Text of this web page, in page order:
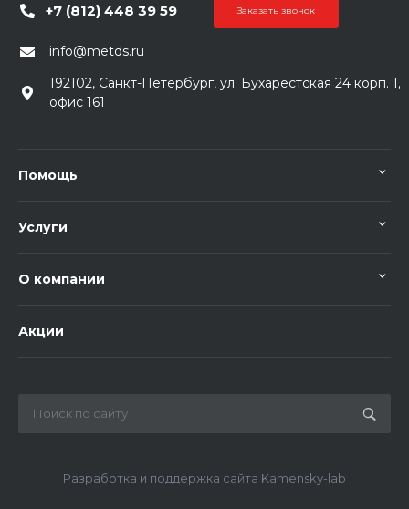
+7 (812) 448 39 59 Заказать звонок
info@metds.ru
192102, Санкт-Петербург, ул. Бухарестская 24 корп. 1,
офис 161
Помощь
Услуги
О компании
Акции
Разработка и поддержка сайта Kamensky-lab